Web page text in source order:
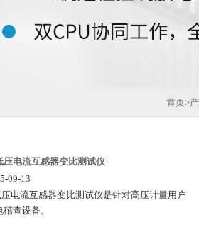
首页>
压电流互感器变比测试仪
09-13
电流互感器变比测试仪是针对高压计量用户
查设备。